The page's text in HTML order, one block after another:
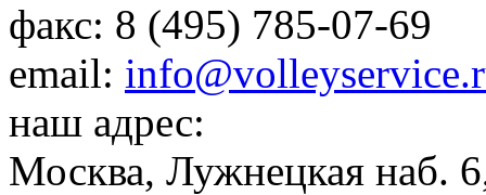
факс: 8 (495) 785-07-69
email:
наш адрес:
Москва, Лужнецкая наб.